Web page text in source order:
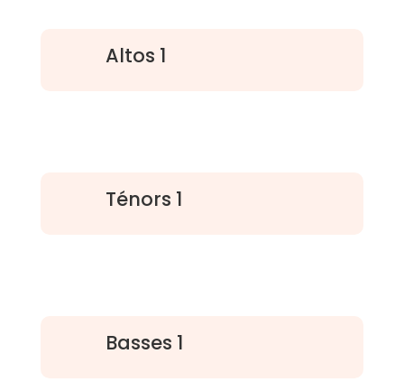
Altos 1
Ténors 1
Basses 1